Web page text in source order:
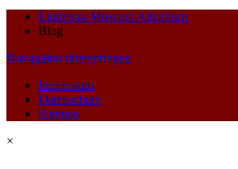
Lindenau-Museum Altenburg
Blog
Navigation überspringen
Impressum
Datenschutz
Sitemap
×